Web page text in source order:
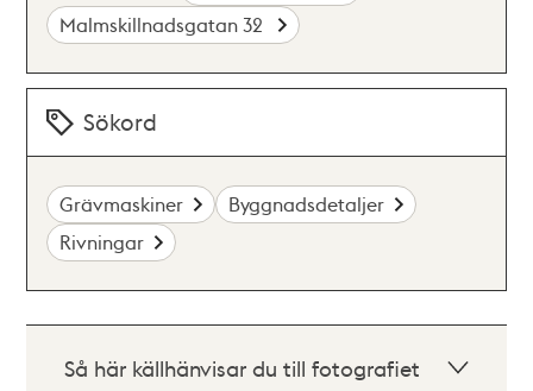
Malmskillnadsgatan 32
Sökord
Grävmaskiner
Byggnadsdetaljer
Rivningar
Så här källhänvisar du till fotografiet